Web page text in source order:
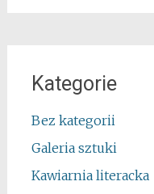
Kategorie
Bez kategorii
Galeria sztuki
Kawiarnia literacka